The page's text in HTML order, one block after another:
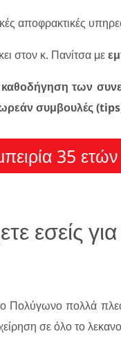
αποφρακτικές
στον κ. Πανίτσα με
των
συμβουλές
35
εσείς
Πολύγωνο πολλά
σε όλο το